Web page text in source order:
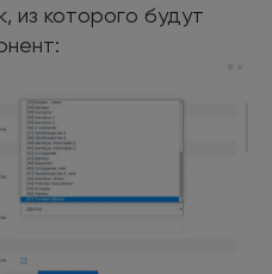
из которого будут